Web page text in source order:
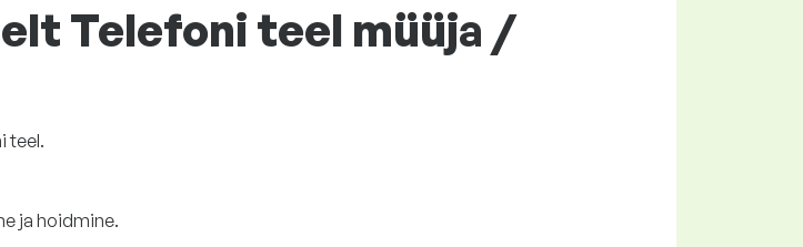
Telefoni teel müüja /
teel.
ja hoidmine.